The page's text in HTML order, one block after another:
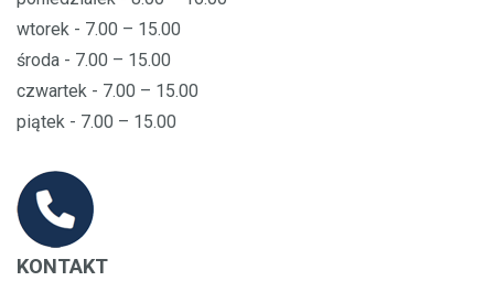
wtorek - 7.00 – 15.00
środa - 7.00 – 15.00
czwartek - 7.00 – 15.00
piątek - 7.00 – 15.00
KONTAKT